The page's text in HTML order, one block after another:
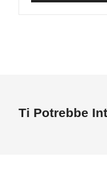
Ti Potrebbe